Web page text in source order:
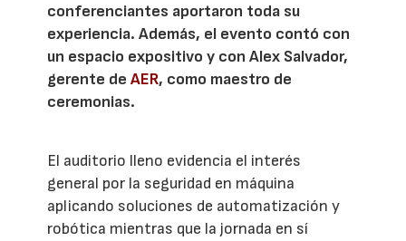
conferenciantes aportaron toda su
experiencia. Además, el evento contó con
un espacio expositivo y con Alex Salvador,
gerente deAER, como maestro de
ceremonias.
El auditorio lleno evidencia el interés
general por la seguridad en máquina
aplicando soluciones de automatización y
robótica mientras que la jornada en sí